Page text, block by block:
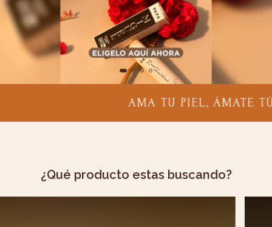
AMA TU PIEL, ÁMATE TÚ
¿Qué producto estas buscando?